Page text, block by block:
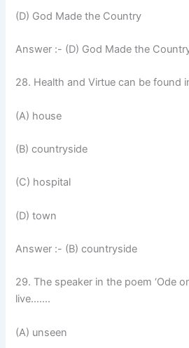
(D) God Made the Country
Answer :- (D) God Made the
28. Health and Virtue can be found
(A) house
(B) countryside
(C) hospital
(D) town
Answer :- (B) countryside
29. The speaker in the poem ‘Ode
live…….
(A) unseen